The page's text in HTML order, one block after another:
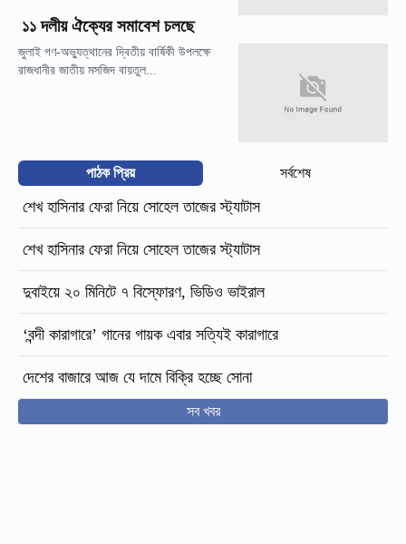
১১ দলীয় ঐক্যের সমাবেশ চলছে
জুলাই গণ-অভ্যুত্থানের দ্বিতীয় বার্ষিকী উপলক্ষে
রাজধানীর জাতীয় মসজিদ বায়তুল...
পাঠক প্রিয় সর্বশেষ
শেখ হাসিনার ফেরা নিয়ে সোহেল তাজের স্ট্যাটাস
শেখ হাসিনার ফেরা নিয়ে সোহেল তাজের স্ট্যাটাস
দুবাইয়ে ২০ মিনিটে ৭ বিস্ফোরণ, ভিডিও ভাইরাল
‘বন্দী কারাগারে’ গানের গায়ক এবার সত্যিই কারাগারে
দেশের বাজারে আজ যে দামে বিক্রি হচ্ছে সোনা
সব খবর